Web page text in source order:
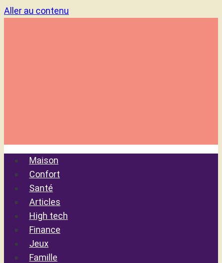
Aller au contenu
Maison
Confort
Santé
Articles
High tech
Finance
Jeux
Famille